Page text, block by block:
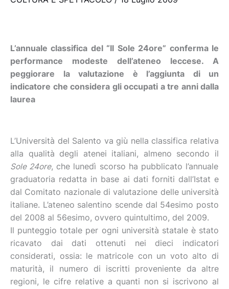
L’annuale classifica del “Il Sole 24ore” conferma le
performance modeste dell’ateneo leccese. A
peggiorare la valutazione è l’aggiunta di un
indicatore che considera gli occupati a tre anni dalla
laurea
L’Università del Salento va giù nella classifica relativa
alla qualità degli atenei italiani, almeno secondo il
Sole 24ore, che lunedì scorso ha pubblicato l’annuale
graduatoria redatta in base ai dati forniti dall’Istat e
dal Comitato nazionale di valutazione delle università
italiane. L’ateneo salentino scende dal 54esimo posto
del 2008 al 56esimo, ovvero quintultimo, del 2009.
Il punteggio totale per ogni università statale è stato
ricavato dai dati ottenuti nei dieci indicatori
considerati, ossia: le matricole con un voto alto di
maturità, il numero di iscritti proveniente da altre
regioni, le cifre relative a quanti non si iscrivono al